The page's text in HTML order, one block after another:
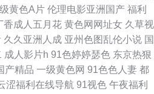
操 AVA在线 国产内射自拍1 欧美色网导航
资源网 韩国AV网3 91美女视频 成人综合
观看 午夜性爱av 91干在线视频 成人柠檬
黄色A片 伦理电影亚洲国产 福利
香成人五月花 黄色网网址女 久草视
久久亚洲人成 亚州色图乱伦小说 国
成人影片h 91色婷婷瑟色 东京热狠
产精品 一级黄色网 91色色人妻 都
涩福利在线导航 91视色 午夜福利